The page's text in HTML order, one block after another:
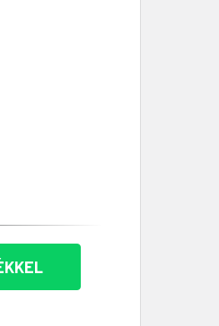
– KÉNYELMES ÉS
TOKKAL – KÉNYELMES